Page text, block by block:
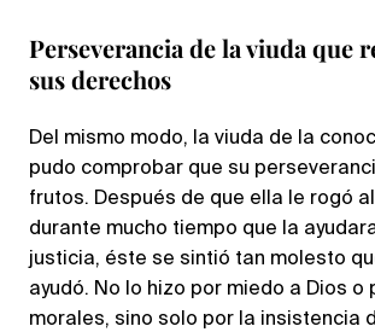
Perseverancia de la viuda que
sus derechos
Del mismo modo, la viuda de la
pudo comprobar que su
frutos. Después de que ella le rogó
durante mucho tiempo que la
justicia, éste se sintió tan molesto
ayudó. No lo hizo por miedo a Dios o
morales, sino solo por la insistencia